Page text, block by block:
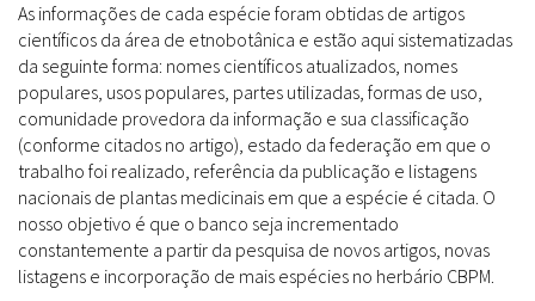
As informações de cada espécie foram obtidas de artigos
científicos da área de etnobotânica e estão aqui sistematizadas
da seguinte forma: nomes científicos atualizados, nomes
populares, usos populares, partes utilizadas, formas de uso,
comunidade provedora da informação e sua classificação
(conforme citados no artigo), estado da federação em que o
trabalho foi realizado, referência da publicação e listagens
nacionais de plantas medicinais em que a espécie é citada. O
nosso objetivo é que o banco seja incrementado
constantemente a partir da pesquisa de novos artigos, novas
listagens e incorporação de mais espécies no herbário CBPM.